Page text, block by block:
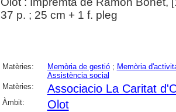
37 p. ; 25 cm + 1 f. pleg
Matèries: Memòria de gestió; Memòria
Assistència social
Matèries:
Associacio La Caritat
Àmbit: Olot